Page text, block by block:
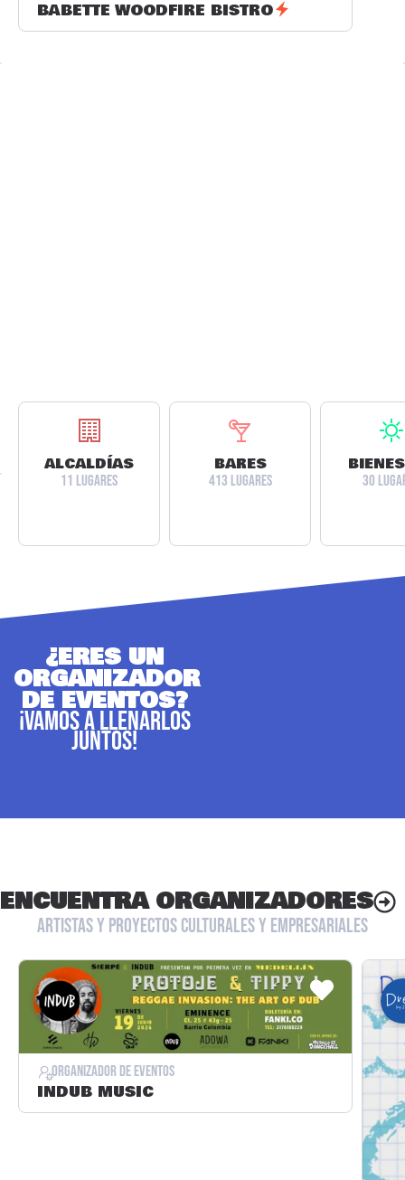
BABETTE WOODFIRE BISTRO
ALCALDÍAS
11 LUGARES
BARES
413 LUGARES 30
¿ERES UN
ORGANIZADOR
DE EVENTOS?
¡VAMOS A LLENARLOS
JUNTOS!
ENCUENTRA ORGANIZADORES
ARTISTAS Y PROYECTOS CULTURALES Y EMPRESARIALES
ORGANIZADOR DE EVENTOS
INDUB MUSIC